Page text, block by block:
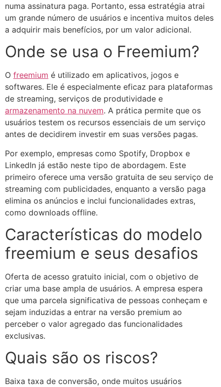
numa assinatura paga. Portanto, essa estratégia atrai
um grande número de usuários e incentiva muitos deles
a adquirir mais benefícios, por um valor adicional.
Onde se usa o Freemium?
O freemium é utilizado em aplicativos, jogos e
softwares. Ele é especialmente eficaz para plataformas
de streaming, serviços de produtividade e
armazenamento na nuvem. A prática permite que os
usuários testem os recursos essenciais de um serviço
antes de decidirem investir em suas versões pagas.
Por exemplo, empresas como Spotify, Dropbox e
LinkedIn já estão neste tipo de abordagem. Este
primeiro oferece uma versão gratuita de seu serviço de
streaming com publicidades, enquanto a versão paga
elimina os anúncios e inclui funcionalidades extras,
como downloads offline.
Características do modelo
freemium e seus desafios
Oferta de acesso gratuito inicial, com o objetivo de
criar uma base ampla de usuários. A empresa espera
que uma parcela significativa de pessoas conheçam e
sejam induzidas a entrar na versão premium ao
perceber o valor agregado das funcionalidades
exclusivas.
Quais são os riscos?
Baixa taxa de conversão, onde muitos usuários